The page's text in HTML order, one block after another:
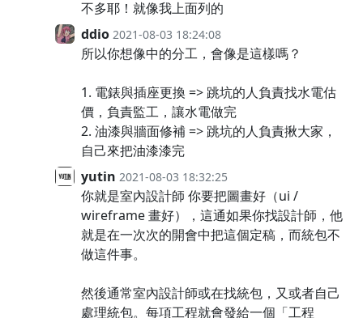
不多耶！就像我上面列的
ddio 2021-08-03 18:24:08
所以你想像中的分工，會像是這樣嗎？
1. 電錶與插座更換 => 跳坑的人負責找水電估
價，負責監工，讓水電做完
2. 油漆與牆面修補 => 跳坑的人負責揪大家，
自己來把油漆漆完
yutin 2021-08-03 18:32:25
你就是室內設計師 你要把圖畫好（ui /
wireframe 畫好），這通如果你找設計師，他
就是在一次次的開會中把這個定稿，而統包不
做這件事。
然後通常室內設計師或在找統包，又或者自己
處理統包。每項工程就會發給一個「工程